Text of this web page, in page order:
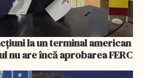
la un terminal american
nu are încă aprobarea FERC